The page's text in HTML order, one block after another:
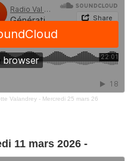
Valandrey - Mercredi 25 mars 26
11 mars 2026 -